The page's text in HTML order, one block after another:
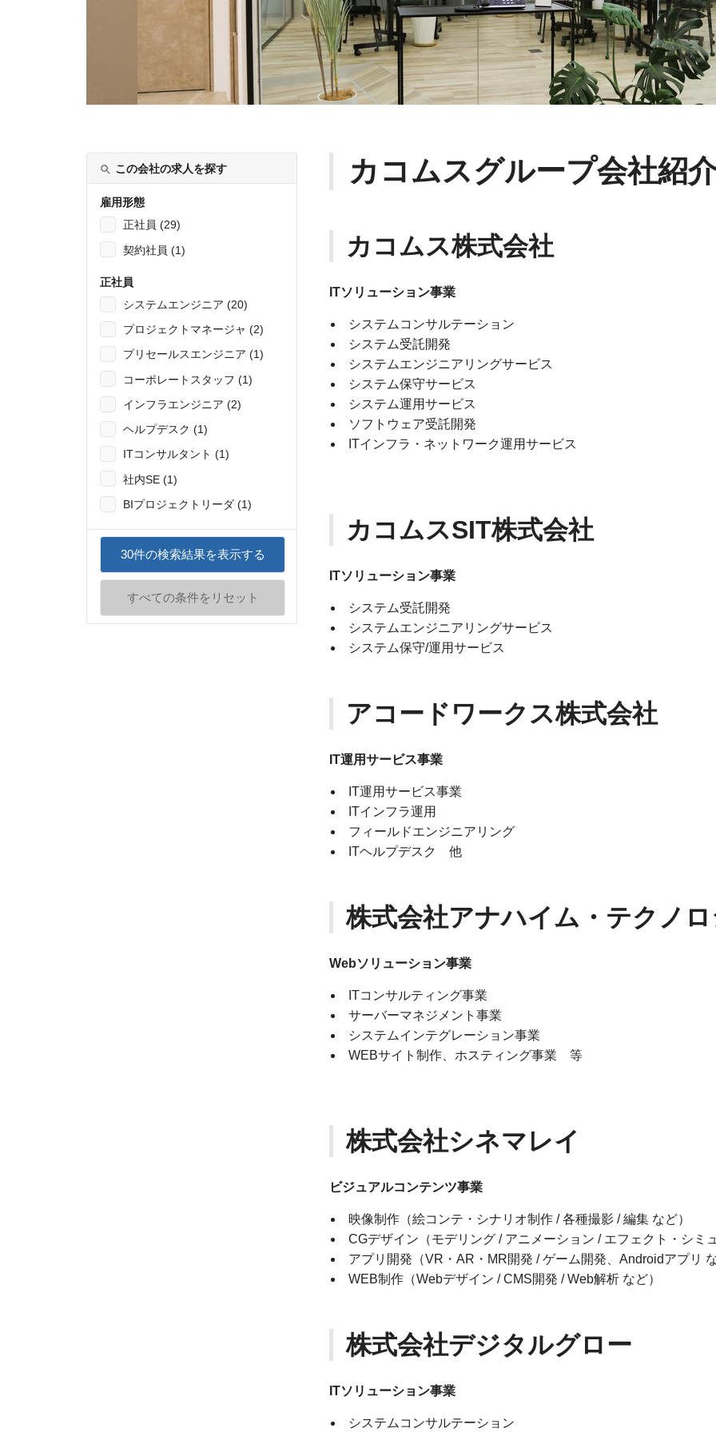
この会社の求人を探す
雇用形態
正社員 (29)
契約社員 (1)
正社員
システムエンジニア (20)
プロジェクトマネージャ (2)
プリセールスエンジニア (1)
コーポレートスタッフ (1)
インフラエンジニア (2)
ヘルプデスク (1)
ITコンサルタント (1)
社内SE (1)
BIプロジェクトリーダ (1)
30件の検索結果を表示する
すべての条件をリセット
カコムスグループ会社紹
カコムス株式会社
ITソリューション事業
システムコンサルテーション
システム受託開発
システムエンジニアリングサービス
システム保守サービス
システム運用サービス
ソフトウェア受託開発
ITインフラ・ネットワーク運用サービス
カコムスSIT株式会社
ITソリューション事業
システム受託開発
システムエンジニアリングサービス
システム保守/運用サービス
アコードワークス株式会社
IT運用サービス事業
IT運用サービス事業
ITインフラ運用
フィールドエンジニアリング
ITヘルプデスク 他
株式会社アナハイム・テクノ
Webソリューション事業
ITコンサルティング事業
サーバーマネジメント事業
システムインテグレーション事業
WEBサイト制作、ホスティング事業 等
株式会社シネマレイ
ビジュアルコンテンツ事業
映像制作（絵コンテ・シナリオ制作 / 各種撮影 / 編集 など）
CGデザイン（モデリング / アニメーション / エフェクト・シミ
アプリ開発（VR・AR・MR開発 / ゲーム開発、Androidアプリ
WEB制作（Webデザイン / CMS開発 / Web解析 など）
株式会社デジタルグロー
ITソリューション事業
システムコンサルテーション